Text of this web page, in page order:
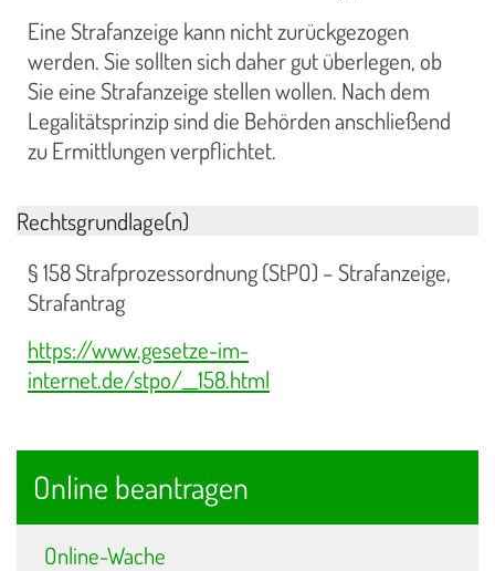
Eine Strafanzeige kann nicht zurückgezogen
werden. Sie sollten sich daher gut überlegen, ob
Sie eine Strafanzeige stellen wollen. Nach dem
Legalitätsprinzip sind die Behörden anschließend
zu Ermittlungen verpflichtet.
Rechtsgrundlage(n)
§ 158 Strafprozessordnung (StPO) – Strafanzeige,
Strafantrag
https://www.gesetze-im-
internet.de/stpo/__158.html
Online beantragen
Online-Wache